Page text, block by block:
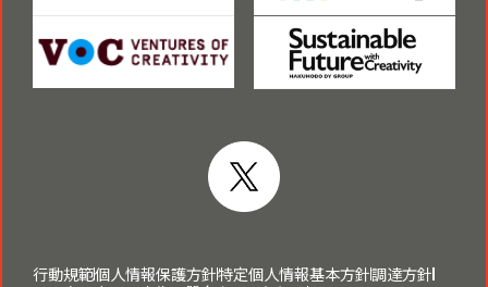
行動規範個人情報保護方針特定個人情報基本方針調達方針